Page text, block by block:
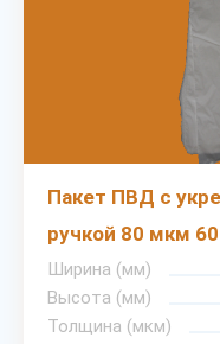
Пакет ПВД с
ручкой 80 мкм
Ширина (мм)
Высота (мм)
Толщина (мкм)